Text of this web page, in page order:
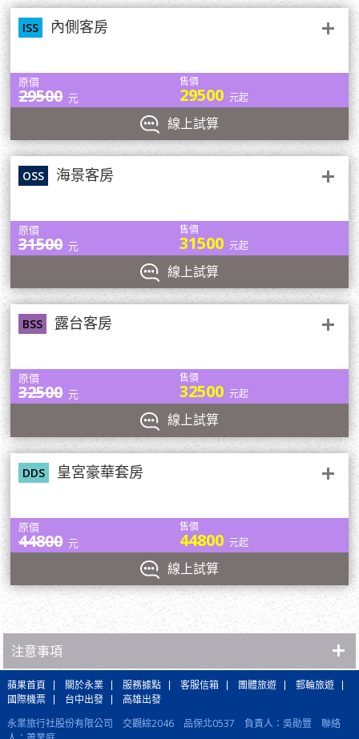
擁有先進設備的劇場每晚由專業表演者呈獻的多元化節目，不但獲獎無數，
也 將展現全新概念，在船上不同的場地推出主題表演節目，融合娛樂和餐飲
體驗。
皇宮貴賓專屬服務
享用專屬的用餐區、吧台、水療、健身房和游泳池等，以及訓練有素
的歐式管家提供全天候禮賓服務。雲頂夢號將配合廣泛的亞洲乘客，
提供超越國際郵輪的豪華（國際）郵輪體驗。
Zouk海灘派對俱樂部
場、巨大蓮花造型的科學藝術博物館、雙螺旋橋、曾為世界第一高的
摩天輪等建築，都佇立在濱海灣一旁的岸上，加上一旁商業區的高樓
聖淘沙
聖淘沙是位於新加坡南端的一座離島，面積僅有5平方公里，但它卻是新加
坡一個受國內外旅客愛戴的度假勝地，島上擁有沙灘、樂園，豐富的玩樂設
施以及許多的度假飯店，知名的新加坡環球影城更是置身其中。
新加坡牛車水與其他地方形成鮮明對比，低矮建築隨處可見，街道各
處都能感受到蘊含其中的文化氣息，從香味四溢的傳統美食到遍布各
處的亮紅色和金色色調，無一不顯露此處獨有的魅力。
的道教、佛教和印度教寺廟，還有種類多元的博物館，並提供為數眾
多的大好機會，讓您能盡情探索老字號店鋪比鄰錯落的大街小巷。
以室內瀑布和綠雕植物走道引爆全球的星耀樟宜，可謂新加坡樟宜機
場人氣最高的商場！商場內部的森林谷，栽種層疊綠色植物的熱帶花
園、樹籬迷宮和蹦跳網道，構成令人眼前一亮的星空花園。10層高
植物和遊客帶來無窮生機。商店、餐廳、電影院一應俱全的星耀樟宜
商場並不屬於機場安全區，對普通公眾和乘機旅客同時開放。商場與
1號、2號、3號航廈相連，4號航廈的旅客可以搭乘接駁輕軌到達商
早餐：飯店內用
溫暖的家
ISS 內側客房
原價
29500 元
售價
29500 元起
線上試算
OSS 海景客房
原價
31500 元
售價
31500 元起
線上試算
BSS 露台客房
原價
32500 元
售價
32500 元起
線上試算
DDS 皇宮豪華套房
原價
44800 元
售價
44800 元起
線上試算
注意事項
蘋果首頁 關於永業 服務據點 客服信箱 團體旅遊
郵輪旅遊
國際機票
台中出發
高雄出發
永業旅行社股份有限公司 交觀綜2046 品保北0537 負責人：吳勛豐 聯絡